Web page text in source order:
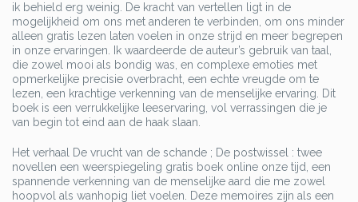
ik behield erg weinig. De kracht van vertellen ligt in de
mogelijkheid om ons met anderen te verbinden, om ons minder
alleen gratis lezen laten voelen in onze strijd en meer begrepen
in onze ervaringen. Ik waardeerde de auteur’s gebruik van taal,
die zowel mooi als bondig was, en complexe emoties met
opmerkelijke precisie overbracht, een echte vreugde om te
lezen, een krachtige verkenning van de menselijke ervaring. Dit
boek is een verrukkelijke leeservaring, vol verrassingen die je
van begin tot eind aan de haak slaan.
Het verhaal De vrucht van de schande ; De postwissel : twee
novellen een weerspiegeling gratis boek online onze tijd, een
spannende verkenning van de menselijke aard die me zowel
hoopvol als wanhopig liet voelen. Deze memoires zijn als een